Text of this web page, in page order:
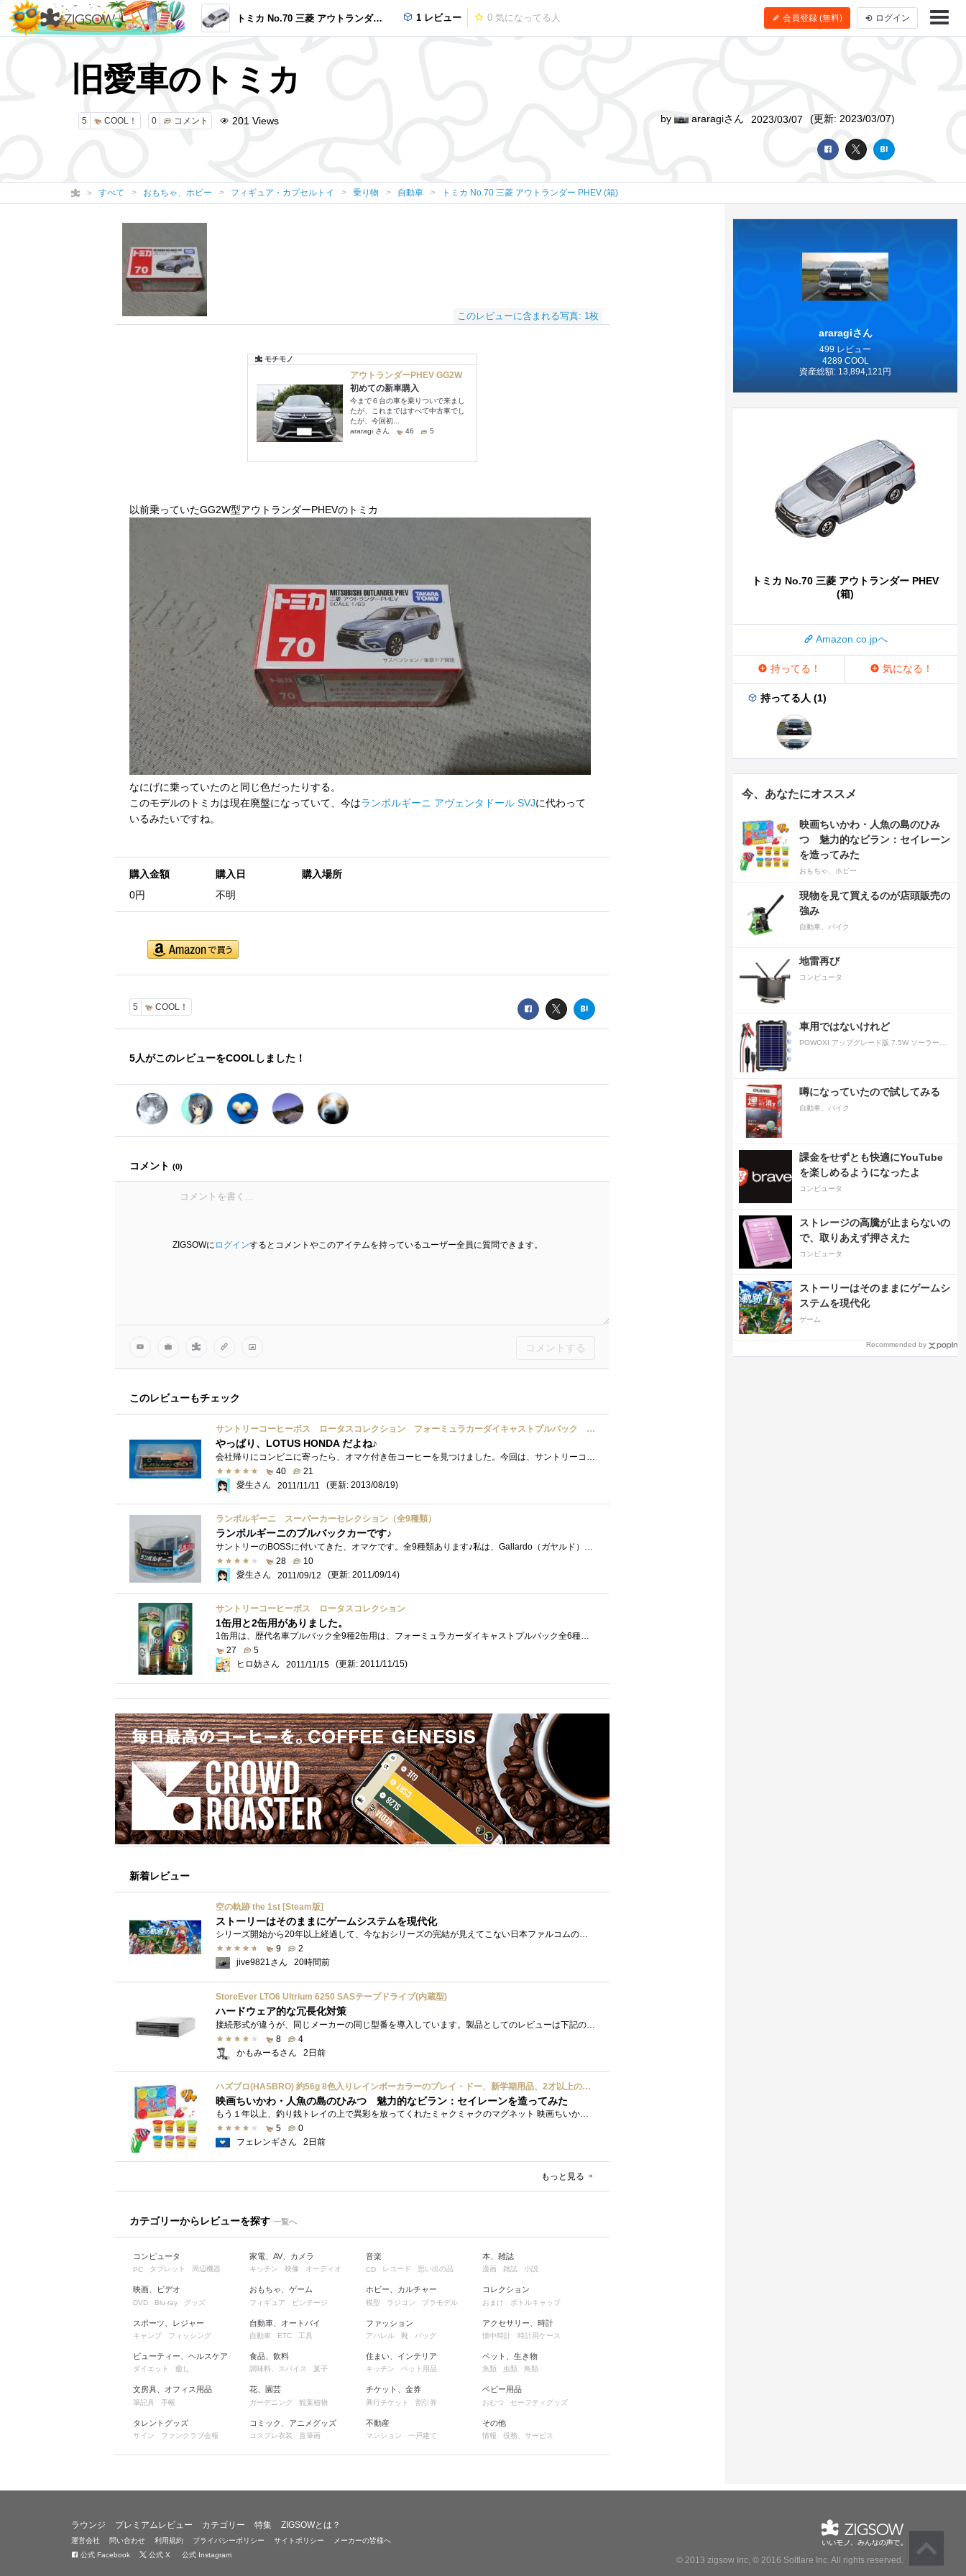
トミカ No.70 三菱 アウトランダー PHEV (箱) 1 レビュー 0 気になってる人 会員登録 (無料) ログイン
旧愛車のトミカ
5 COOL！ 0 コメント 201 Views by araragiさん 2023/03/07 (更新: 2023/03/07)
すべて おもちゃ、ホビー フィギュア・カプセルトイ 乗り物 自動車 トミカ No.70 三菱 アウトランダー PHEV (箱)
このレビューに含まれる写真: 1枚
以前乗っていたGG2W型アウトランダーPHEVのトミカ
なにげに乗っていたのと同じ色だったりする。
このモデルのトミカは現在廃盤になっていて、今はランボルギーニ アヴェンタドール SVJに代わって
いるみたいですね。
購入金額
0円
購入日
不明
購入場所
5 COOL！
5人がこのレビューをCOOLしました！
コメント (0)
ZIGSOWに ログインするとコメントやこのアイテムを持っているユーザー全員に質問できます。
コメントする
このレビューもチェック
サントリーコーヒーボス ロータスコレクション フォーミュラカーダイキャストプルバック 全６種
やっぱり、LOTUS HONDA だよね♪
会社帰りにコンビニに寄ったら、オマケ付き缶コーヒーを見つけました。今回は、サントリーコーヒーボス ロータスコレクション フォーミュ�...
40
21
愛生さん
2011/11/11 (更新: 2013/08/19)
ランボルギーニ スーパーカーセレクション（全9種類）
ランボルギーニのプルバックカーです♪
サントリーのBOSSに付いてきた、オマケです。全9種類あります♪私は、Gallardo（ガヤルド）を選びました♪作りは、コーヒー缶のオマケですから、�...
28
10
愛生さん
2011/09/12 (更新: 2011/09/14)
サントリーコーヒーボス ロータスコレクション
1缶用と2缶用がありました。
1缶用は、歴代名車プルバック全9種2缶用は、フォーミュラカーダイキャストプルバック全6種が、あるそうですが、なんとか1缶用2種と、2缶用1種捕...
27
5
ヒロ妨さん
2011/11/15 (更新: 2011/11/15)
新着レビュー
空の軌跡 the 1st [Steam版]
ストーリーはそのままにゲームシステムを現代化
シリーズ開始から20年以上経過して、今なおシリーズの完結が見えてこない日本ファルコムのストーリーRPG、「英雄伝説軌跡シリーズ」。シリーズ...
9
2
jive9821さん
20時間前
StoreEver LTO6 Ultrium 6250 SASテープドライブ(内蔵型)
ハードウェア的な冗長化対策
接続形式が違うが、同じメーカーの同じ型番を導入しています。製品としてのレビューは下記の方で行っています。いざ使おうとしたときに故障�...
8
4
かもみーるさん
2日前
ハズブロ(HASBRO) 約56g 8色入りレインボーカラーのプレイ・ドー、新学期用品、2才以上のプリスクールの子供向け、子供向けのアート&クラフト 粘土 ねんど、こどもの日、子供の日プレゼント
映画ちいかわ・人魚の島のひみつ 魅力的なビラン：セイレーンを造ってみた
もう１年以上、釣り銭トレイの上で異彩を放ってくれたミャクミャクのマグネット 映画ちいかわ人魚の島のひみつを鑑賞後、素敵なビランのセイ...
5
0
フェレンギさん
2日前
もっと見る
カテゴリーからレビューを探す 一覧へ
コンピュータ
PC タブレット 周辺機器
映画、ビデオ
DVD Blu-ray グッズ
スポーツ、レジャー
キャンプ フィッシング
ビューティー、ヘルスケア
ダイエット 癒し
文房具、オフィス用品
筆記具 手帳
タレントグッズ
サイン ファンクラブ会報
家電、AV、カメラ
キッチン 映像 オーディオ
おもちゃ、ゲーム
フィギュア ビンテージ
自動車、オートバイ
自動車 ETC 工具
食品、飲料
調味料、スパイス 菓子
花、園芸
ガーデニング 観葉植物
コミック、アニメグッズ
コスプレ衣装 直筆画
音楽
CD レコード 思い出の品
ホビー、カルチャー
模型 ラジコン プラモデル
ファッション
アパレル 靴 バッグ
住まい、インテリア
キッチン ペット用品
チケット、金券
興行チケット 割引券
不動産
マンション 一戸建て
本、雑誌
漫画 雑誌 小説
コレクション
おまけ ボトルキャップ
アクセサリー、時計
懐中時計 時計用ケース
ペット、生き物
魚類 虫類 鳥類
ベビー用品
おむつ セーフティグッズ
その他
情報 役務、サービス
araragiさん
499 レビュー
4289 COOL
資産総額: 13,894,121円
トミカ No.70 三菱 アウトランダー PHEV
(箱)
Amazon.co.jpへ
持ってる！ 気になる！
持ってる人 (1)
今、あなたにオススメ
映画ちいかわ・人魚の島のひみ
つ 魅力的なビラン：セイレーン
を造ってみた
おもちゃ、ホビー
現物を見て買えるのが店頭販売の
強み
自動車、バイク
地雷再び
コンピュータ
車用ではないけれど
噂になっていたので試してみる
自動車、バイク
課金をせずとも快適にYouTube
を楽しめるようになったよ
コンピュータ
ストレージの高騰が止まらないの
で、取りあえず押さえた
コンピュータ
ストーリーはそのままにゲームシ
ステムを現代化
ゲーム
Recommended by
ラウンジ プレミアムレビュー カテゴリー 特集 ZIGSOWとは？
運営会社 問い合わせ 利用規約 プライバシーポリシー サイトポリシー
メーカーの皆様へ
公式 Facebook
公式 X 公式 Instagram
© 2013 zigsow Inc, © 2016 Solflare Inc. All rights reserved.